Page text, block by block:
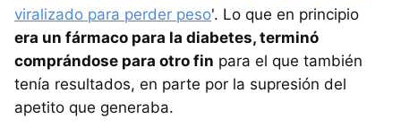
viralizado para perder peso'. Lo que en principio
era un fármaco para la diabetes, terminó
comprándose para otro fin para el que también
tenía resultados, en parte por la supresión del
apetito que generaba.